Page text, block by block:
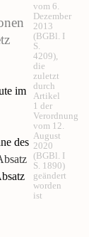
vom 6.
Dezember
2013
(BGBl. I
S.
4209),
die
zuletzt
durch
Artikel
1 der
Verordnung
vom 12.
August
2020
(BGBl. I
S. 1890)
geändert
worden
ist
im
des